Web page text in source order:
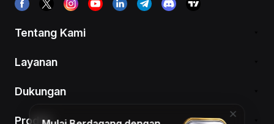
Tentang Kami
Layanan
Dukungan
Produk